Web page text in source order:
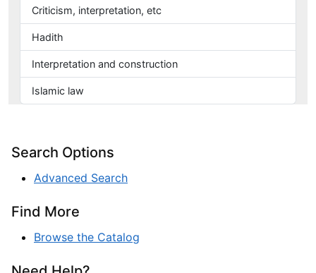
Criticism, interpretation, etc
Hadith
Interpretation and construction
Islamic law
Search Options
Advanced Search
Find More
Browse the Catalog